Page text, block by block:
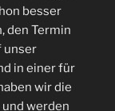
besser
den Termin
unser
in einer für
wir die
werden